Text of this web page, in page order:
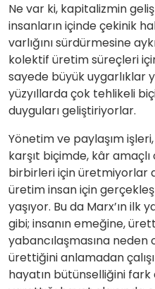
Ne var ki, kapitalizmin
insanların içinde çekinik
varlığını sürdürmesine
kolektif üretim süreçleri
sayede büyük uygarlıklar
yüzyıllarda çok tehlikeli
duyguları geliştiriyorlar.
Yönetim ve paylaşım
karşıt biçimde, kâr
birbirleri için üretmiyorlar
üretim insan için
yaşıyor. Bu da Marx’ın ilk
gibi; insanın emeğine,
yabancılaşmasına neden
ürettiğini anlamadan
hayatın bütünselliğini fark